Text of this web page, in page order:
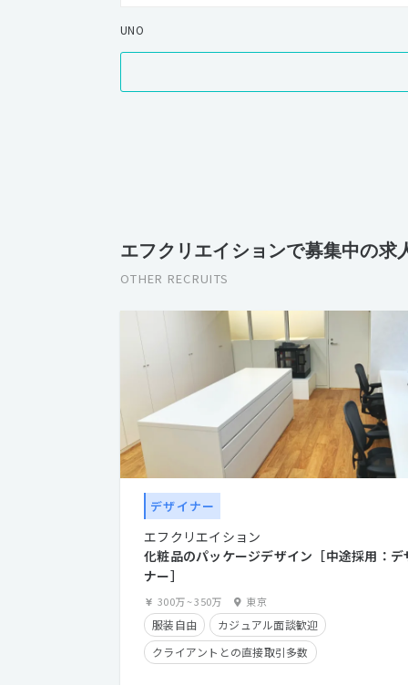
UNO
エフクリエイションで募集中の求
OTHER RECRUITS
デザイナー
エフクリエイション
化粧品のパッケージデザイン［中途採用：デ
ナー］
300万~350万 東京
服装自由
カジュアル面談歓迎
クライアントとの直接取引多数